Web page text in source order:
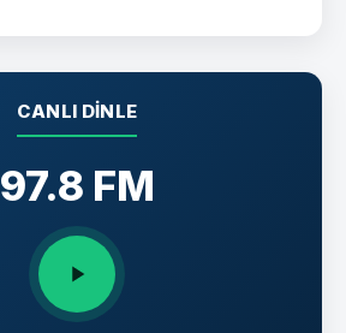
CANLI DINLE
97.8 FM